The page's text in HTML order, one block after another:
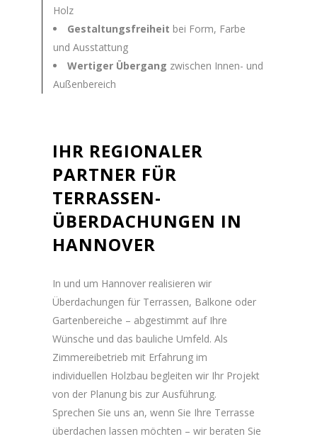
Holz
Gestaltungsfreiheit bei Form, Farbe
und Ausstattung
Wertiger Übergang zwischen Innen- und
Außenbereich
IHR REGIONALER
PARTNER FÜR
TERRASSEN-
ÜBERDACHUNGEN IN
HANNOVER
In und um Hannover realisieren wir
Überdachungen für Terrassen, Balkone oder
Gartenbereiche – abgestimmt auf Ihre
Wünsche und das bauliche Umfeld. Als
Zimmereibetrieb mit Erfahrung im
individuellen Holzbau begleiten wir Ihr Projekt
von der Planung bis zur Ausführung.
Sprechen Sie uns an, wenn Sie Ihre Terrasse
überdachen lassen möchten – wir beraten Sie